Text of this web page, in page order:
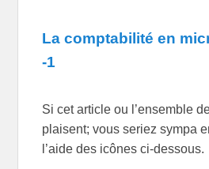
La comptabilité en
-1
Si cet article ou l’ensemble
plaisent; vous seriez sympa
l’aide des icônes ci-dessous.